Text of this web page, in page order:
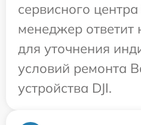
сервисного
менеджер
для уточнения
условий ремонта
устройства DJI.